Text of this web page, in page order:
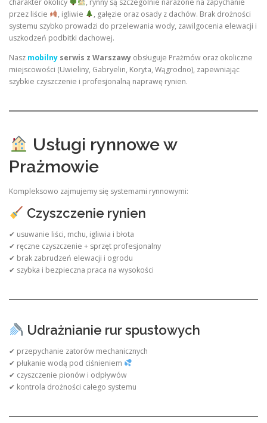
charakter okolicy
, rynny są szczególnie narażone na zapychanie
przez liście
, igliwie
, gałęzie oraz osady z dachów. Brak drożności
systemu szybko prowadzi do przelewania wody, zawilgocenia elewacji i
uszkodzeń podbitki dachowej.
Nasz mobilny serwis z Warszawy obsługuje Prażmów oraz okoliczne
miejscowości (Uwieliny, Gabryelin, Koryta, Wągrodno), zapewniając
szybkie czyszczenie i profesjonalną naprawę rynien.
Usługi rynnowe w
Prażmowie
Kompleksowo zajmujemy się systemami rynnowymi:
Czyszczenie rynien
✔ usuwanie liści, mchu, igliwia i błota
✔ ręczne czyszczenie + sprzęt profesjonalny
✔ brak zabrudzeń elewacji i ogrodu
✔ szybka i bezpieczna praca na wysokości
Udrażnianie rur spustowych
✔ przepychanie zatorów mechanicznych
✔ płukanie wodą pod ciśnieniem
✔ czyszczenie pionów i odpływów
✔ kontrola drożności całego systemu